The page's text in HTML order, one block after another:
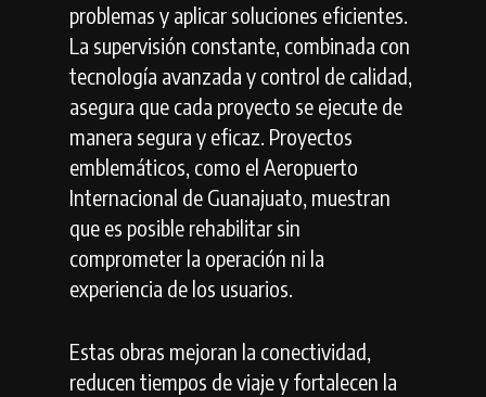
problemas y aplicar soluciones eficientes.
La supervisión constante, combinada con
tecnología avanzada y control de calidad,
asegura que cada proyecto se ejecute de
manera segura y eficaz. Proyectos
emblemáticos, como el Aeropuerto
Internacional de Guanajuato, muestran
que es posible rehabilitar sin
comprometer la operación ni la
experiencia de los usuarios.
Estas obras mejoran la conectividad,
reducen tiempos de viaje y fortalecen la